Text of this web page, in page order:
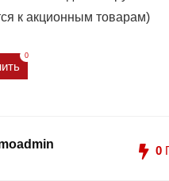
к акционным товарам)
0
0